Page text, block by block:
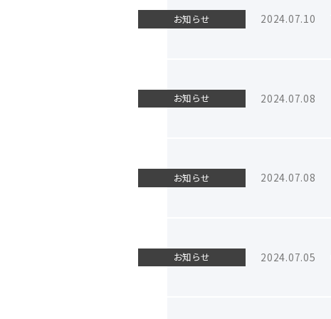
お知らせ 2024.07.10
お知らせ 2024.07.08
お知らせ 2024.07.08
お知らせ 2024.07.05